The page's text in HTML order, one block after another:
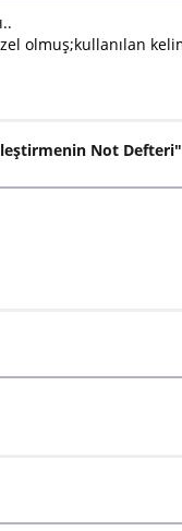
olmuş;kullanılan
Not Defteri"